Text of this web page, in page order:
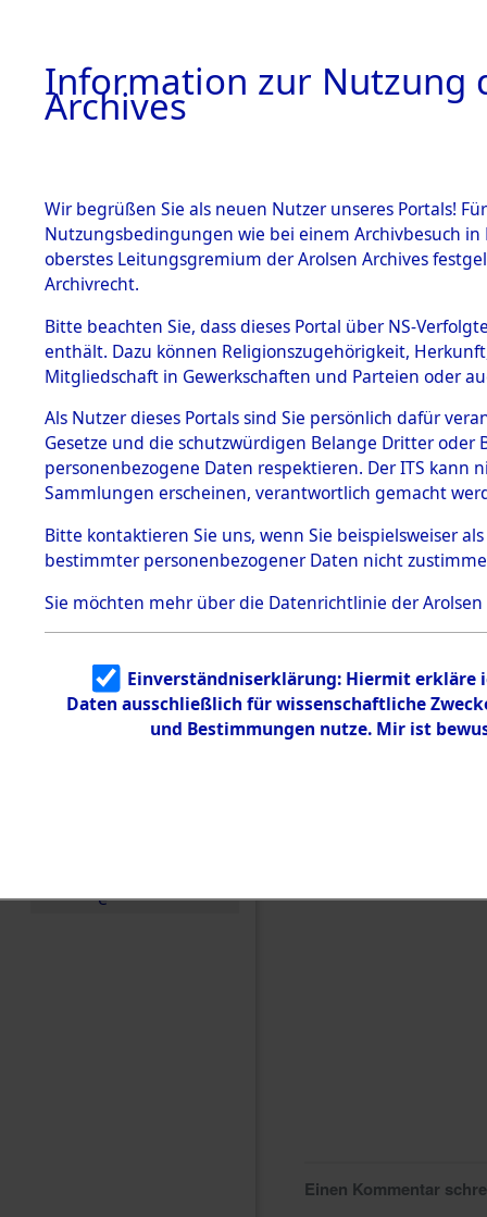
BESTÄNDE
1.
mente
5. Verschiedenes
5.3
Todesmärsche
5.3.1 Alliierte
Erhebungen
zu
Todesmärsch
en
5.3.2
Identifizierun
g
5.3.3
Todesmärsch
e
und
0087
Einen Kommentar
Information zur Nutzung
Archives
Wir begrüßen Sie als neuen Nutzer unseres Portals!
Nutzungsbedingungen wie bei einem Archivbesuch
oberstes Leitungsgremium der Arolsen Archives
Archivrecht.
Bitte beachten Sie, dass dieses Portal über NS-
enthält. Dazu können Religionszugehörigkeit,
Mitgliedschaft in Gewerkschaften und Parteien oder
Als Nutzer dieses Portals sind Sie persönlich dafür
Gesetze und die schutzwürdigen Belange Dritter
personenbezogene Daten respektieren. Der ITS
Sammlungen erscheinen, verantwortlich gemacht
Bitte kontaktieren Sie uns, wenn Sie beispielsweiser
bestimmter personenbezogener Daten nicht
Sie möchten mehr über die Datenrichtlinie der Arolsen
Einverständniserklärung: Hiermit erkläre
Daten ausschließlich für wissenschaftliche
und Bestimmungen nutze. Mir ist